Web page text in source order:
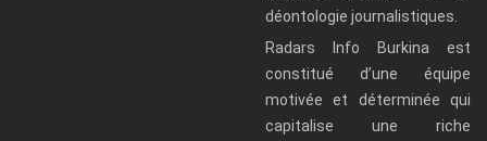
déontologie journalistiques.
Radars Info Burkina est
constitué d’une équipe
motivée et déterminée qui
capitalise une riche